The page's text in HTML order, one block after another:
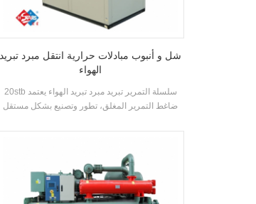
شل و أنبوب مبادلات حرارية انتقل مبرد تبريد
الهواء
20stb سلسلة التمرير تبريد مبرد تبريد الهواء يعتمد
ضاغط التمرير المغلق، تطور وتصنيع بشكل مستقل
لفائف، يعتمد R22 و R407C مبردات